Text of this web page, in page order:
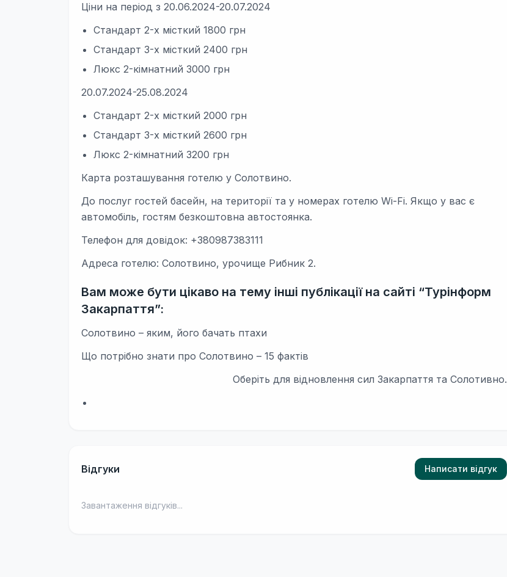
Ціни на період з 20.06.2024-20.07.2024
Стандарт 2-х місткий 1800 грн
Стандарт 3-х місткий 2400 грн
Люкс 2-кімнатний 3000 грн
20.07.2024-25.08.2024
Стандарт 2-х місткий 2000 грн
Стандарт 3-х місткий 2600 грн
Люкс 2-кімнатний 3200 грн
Карта розташування готелю у Солотвино.
До послуг гостей басейн, на території та у номерах готелю Wi-Fi. Якщо у вас є
автомобіль, гостям безкоштовна автостоянка.
Телефон для довідок: +380987383111
Адреса готелю: Солотвино, урочище Рибник 2.
Вам може бути цікаво на тему інші публікації на сайті “Турінформ
Закарпаття”:
Солотвино – яким, його бачать птахи
Що потрібно знати про Солотвино – 15 фактів
Оберіть для відновлення сил Закарпаття та Солотивно.
Відгуки Написати відгук
Завантаження відгуків...